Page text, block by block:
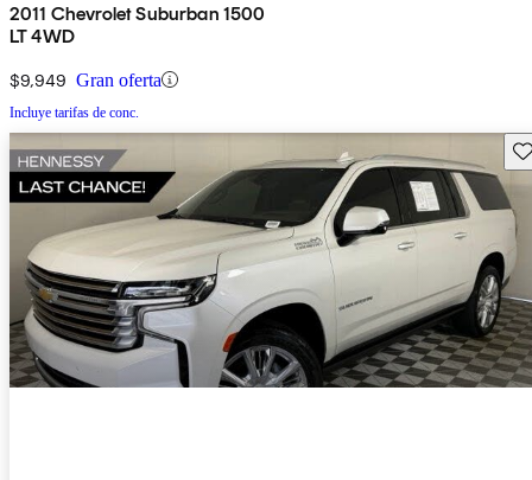
2011 Chevrolet Suburban 1500
LT 4WD
$9,949 Gran oferta
Incluye tarifas de conc.